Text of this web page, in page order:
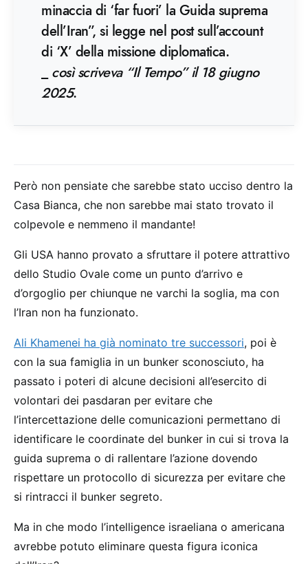
minaccia di ‘far fuori’ la Guida suprema
dell’Iran”, si legge nel post sull’account
di ‘X’ della missione diplomatica.
così scriveva “Il Tempo” il 18 giugno
2025.
Però non pensiate che sarebbe stato ucciso dentro la
Casa Bianca, che non sarebbe mai stato trovato il
colpevole e nemmeno il mandante!
Gli USA hanno provato a sfruttare il potere attrattivo
dello Studio Ovale come un punto d’arrivo e
d’orgoglio per chiunque ne varchi la soglia, ma con
l’Iran non ha funzionato.
Ali Khamenei ha già nominato tre successori, poi è
con la sua famiglia in un bunker sconosciuto, ha
passato i poteri di alcune decisioni all’esercito di
volontari dei pasdaran per evitare che
l’intercettazione delle comunicazioni permettano di
identificare le coordinate del bunker in cui si trova la
guida suprema o di rallentare l’azione dovendo
rispettare un protocollo di sicurezza per evitare che
si rintracci il bunker segreto.
Ma in che modo l’intelligence israeliana o americana
avrebbe potuto eliminare questa figura iconica